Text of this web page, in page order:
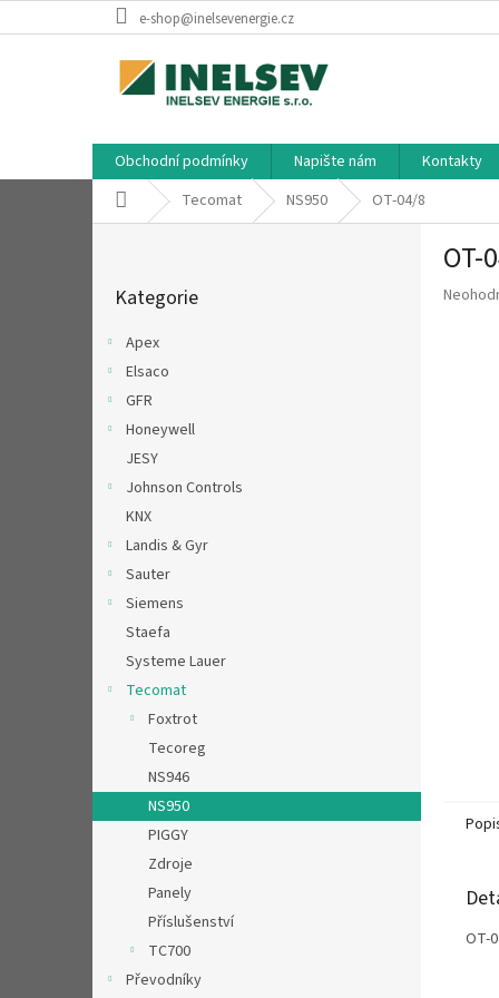
na
e-shop@inelsevenergie.cz
Obchodní podmínky Napište nám Kontakty
Domů Tecomat NS950 OT-04/8
kategorie
Kategorie
Apex
Elsaco
GFR
Honeywell
JESY
Johnson Controls
KNX
Landis & Gyr
Sauter
Siemens
Staefa
Systeme Lauer
Tecomat
Foxtrot
Tecoreg
NS946
NS950
PIGGY
Zdroje
Panely
Příslušenství
TC700
Převodníky
OT-
OT-